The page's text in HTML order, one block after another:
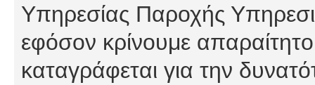
Υπηρεσίας Παροχής
εφόσον κρίνουμε
καταγράφεται για την